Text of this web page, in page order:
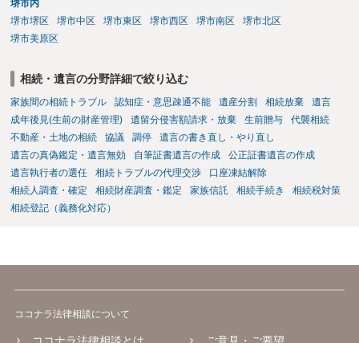
堺市内
堺市堺区
堺市中区 堺市東区 堺市西区 堺市南区
堺市北区
堺市美原区
相続・遺言の分野詳細で絞り込む
家族間の相続トラブル 認知症・意思疎通不能 遺産分割 相続放棄
遺言
成年後見(生前の財産管理)
遺留分侵害額請求・放棄 生前贈与
代襲相続
不動産・土地の相続
協議 調停
遺言の書き直し・やり直し
遺言の真偽鑑定・遺言無効
自筆証書遺言の作成
公正証書遺言の作成
遺言執行者の選任
相続トラブルの代理交渉
口座凍結解除
相続人調査・確定
相続財産調査・鑑定 家族信託 相続手続き
相続税対策
相続登記（義務化対応）
ココナラ法律相談について